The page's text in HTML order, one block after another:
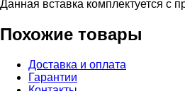
Данная вставка комплектуется c
Похожие товары
Доставка и оплата
Гарантии